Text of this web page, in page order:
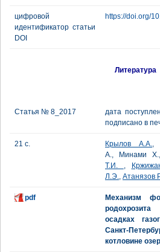
цифровой
идентификатор статьи
DOI
https://doi.org/
Литература
Статья № 8_2017
дата
подписано в
21 с. Крылов А.А.,
А., Минами
Т.И. ,
Л.Э., Атанязов
pdf
Механизм
осадках
Санкт-
котловине